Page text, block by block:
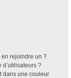
en rejoindre un ?
?
dans une couleur